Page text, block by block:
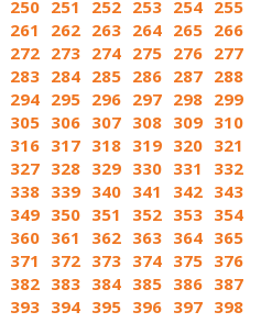
250 251 252 253 254 255
261 262 263 264 265 266
272 273 274 275 276 277
283 284 285 286 287 288
294 295 296 297 298 299
305 306 307 308 309 310
316 317 318 319 320 321
327 328 329 330 331
332
338 339 340 341 342 343
349 350 351 352 353 354
360 361 362 363 364 365
371 372 373 374 375 376
382 383 384 385 386 387
393 394 395 396 397 398